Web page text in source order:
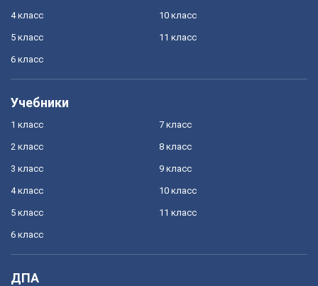
4 класс
5 класс
6 класс
10 класс
11 класс
Учебники
1 класс
2 класс
3 класс
4 класс
5 класс
6 класс
7 класс
8 класс
9 класс
10 класс
11 класс
ДПА